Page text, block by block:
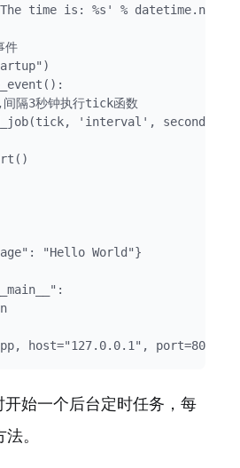
time is: %s' % datetime.now())
件
隔3秒钟执行tick函数
'interval', seconds=3)
"Hello World"}
host="127.0.0.1", port=8000)
始一个后台定时任务，每
。